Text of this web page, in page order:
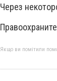
Через
Якщо ви помітили